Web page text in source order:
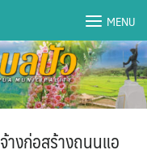
MENU
างก่อสร้างถนนแอ